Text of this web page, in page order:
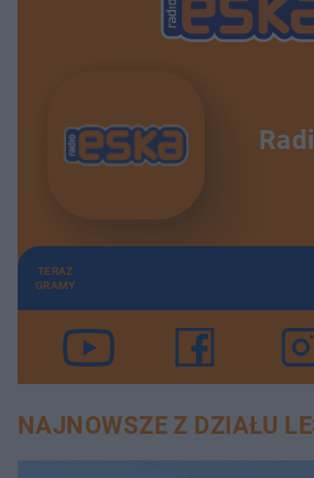
TERAZ
GRAMY
NAJNOWSZE Z DZIAŁU